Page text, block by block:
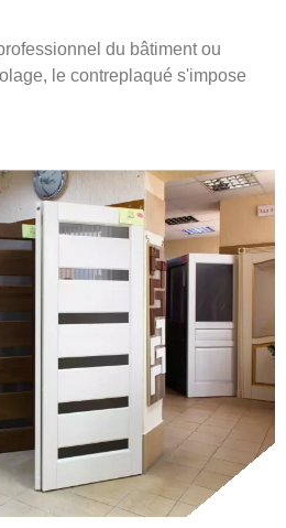
du bâtiment ou
le contreplaqué s'impose